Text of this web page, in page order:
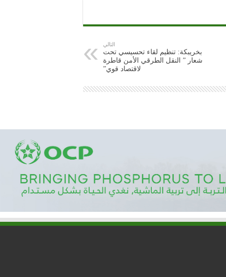
التالي
بخريبكة: تنظيم لقاء تحسيسي تحت
شعار ” النقل الطرقي الأمن قاطرة
لاقتصاد قوي”